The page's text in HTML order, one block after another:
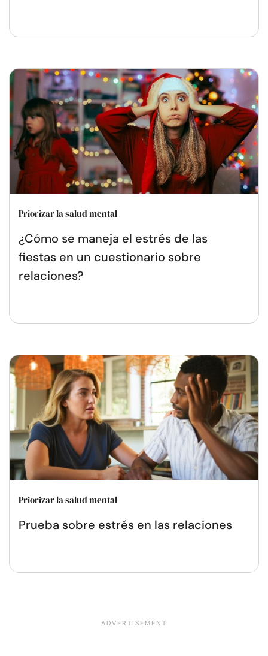
Priorizar la salud mental
¿Cómo se maneja el estrés de las
fiestas en un cuestionario sobre
relaciones?
Priorizar la salud mental
Prueba sobre estrés en las relaciones